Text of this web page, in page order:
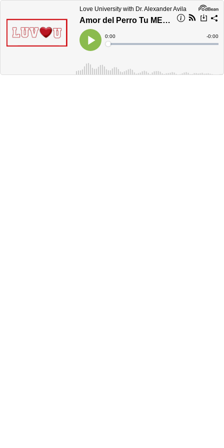
Love University with Dr. Alexander Avila
Amor del Perro Tu MEjor AMigo
Play
Current
Time
0:00
Loaded:
Time
-0:00